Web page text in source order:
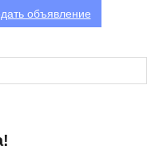
объявление